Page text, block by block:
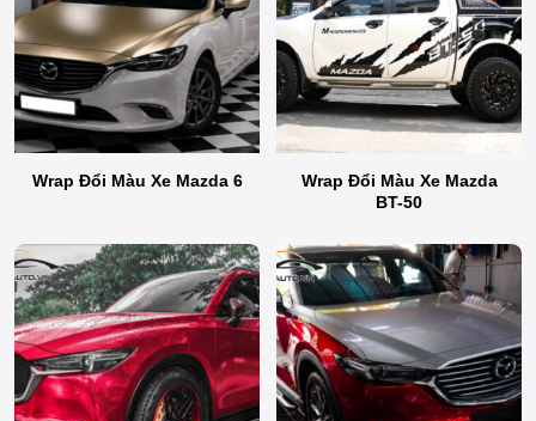
Wrap Đổi Màu Xe Mazda 6
Wrap Đổi Màu Xe Mazda
BT-50